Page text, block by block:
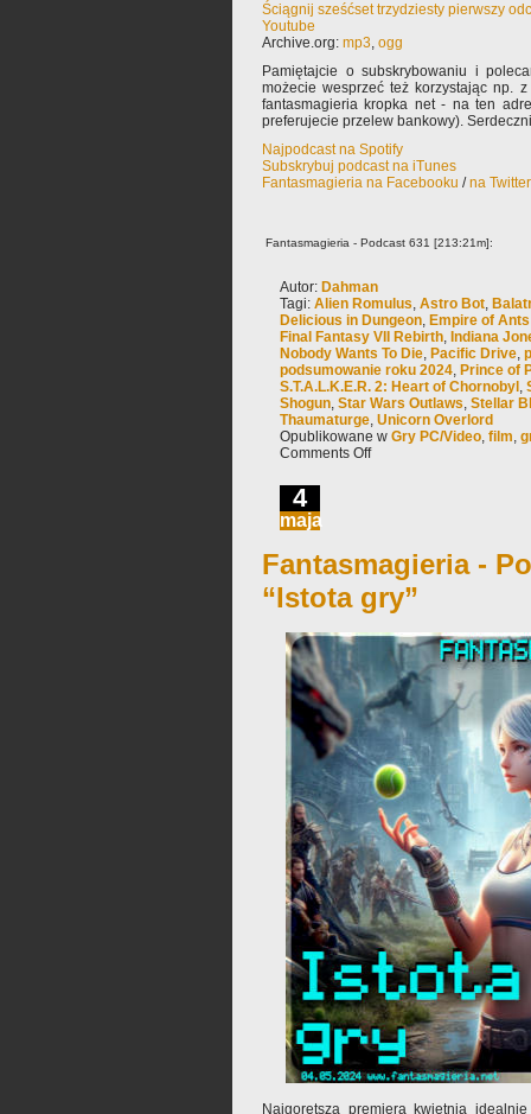
Ściągnij sześćset trzydziesty pierwszy
Youtube
Archive.org: mp3, ogg
Pamiętajcie o subskrybowaniu i
możecie wesprzeć też korzystając np.
fantasmagieria kropka net - na ten
preferujecie przelew bankowy).
Najpodcast na Spotify
Subskrybuj podcast na iTunes
Fantasmagieria na Facebooku /na
Fantasmagieria - Podcast 631 [213:21m]:
Autor: Dahman
Tagi: Alien Romulus, Astro Bot,
Delicious in Dungeon, Empire of Ants
Final Fantasy VII Rebirth, Indiana
Nobody Wants To Die, Pacific Drive,
podsumowanie roku 2024, Prince of
S.T.A.L.K.E.R. 2: Heart of Chornobyl ,
Shogun, Star Wars Outlaws, Stellar
Thaumaturge, Unicorn Overlord
Opublikowane w Gry PC/Video, film,
Comments Off
4
maja
Fantasmagieria -
“Istota gry”
Najgorętsza premiera kwietnia